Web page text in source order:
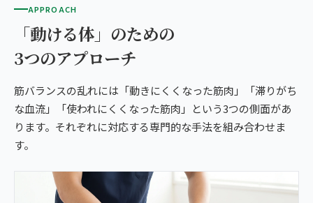
APPROACH
「動ける体」のための
3つのアプローチ
筋バランスの乱れには「動きにくくなった筋肉」「滞りがち
な血流」「使われにくくなった筋肉」という3つの側面があ
ります。それぞれに対応する専門的な手法を組み合わせま
す。